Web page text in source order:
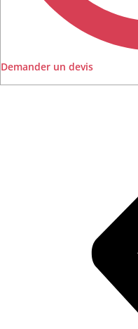
Demander un devis